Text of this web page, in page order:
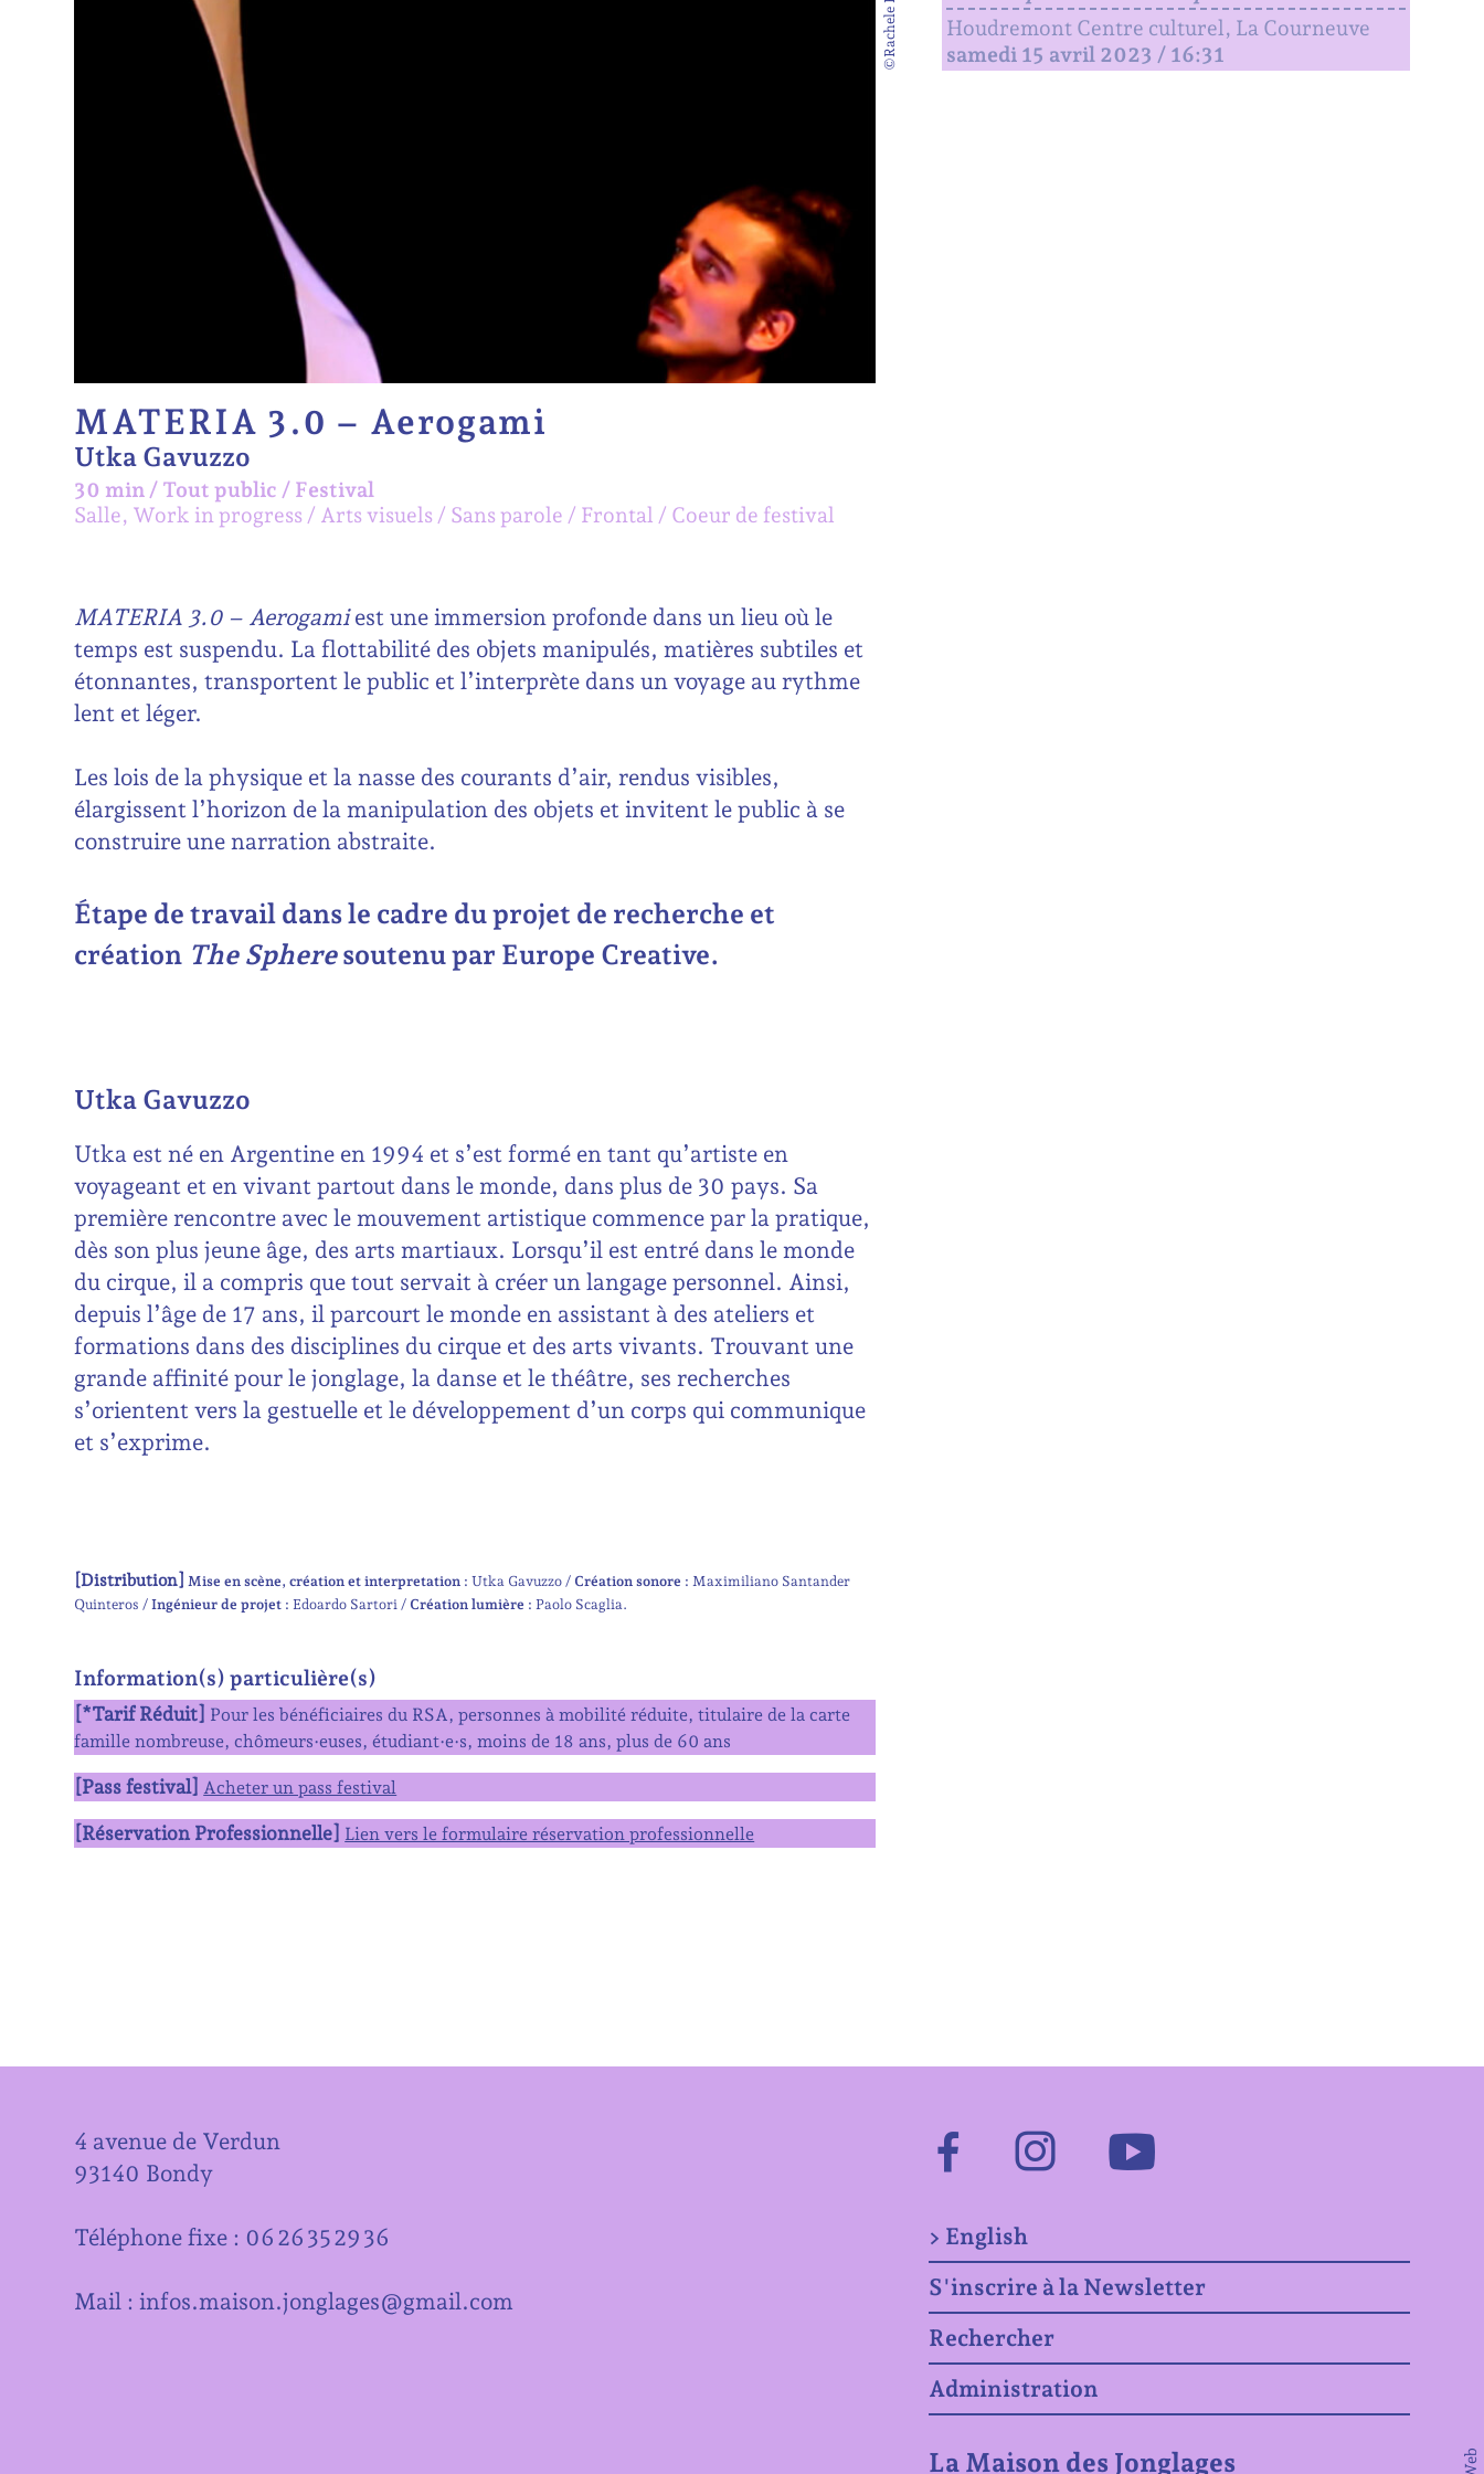
MATERIA 3.0 – Aerogami
Utka Gavuzzo
30 min / Tout public / Festival
Salle, Work in progress
Arts visuels Sans parole Frontal Coeur de festival
Houdremont Centre culturel, La Courneuve
samedi 15 avril 2023 / 16:31
MATERIA 3.0 – Aerogamiest une immersion profonde dans un lieu où le
temps est suspendu. La flottabilité des objets manipulés, matières subtiles et
étonnantes, transportent le public et l’interprète dans un voyage au rythme
lent et léger.
Les lois de la physique et la nasse des courants d’air, rendus visibles,
élargissent l’horizon de la manipulation des objets et invitent le public à se
construire une narration abstraite.
Étape de travail dans le cadre du projet de recherche et
création The Spheresoutenu par Europe Creative.
Utka Gavuzzo
Utka est né en Argentine en 1994 et s’est formé en tant qu’artiste en
voyageant et en vivant partout dans le monde, dans plus de 30 pays. Sa
première rencontre avec le mouvement artistique commence par la pratique,
dès son plus jeune âge, des arts martiaux. Lorsqu’il est entré dans le monde
du cirque, il a compris que tout servait à créer un langage personnel. Ainsi,
depuis l’âge de 17 ans, il parcourt le monde en assistant à des ateliers et
formations dans des disciplines du cirque et des arts vivants. Trouvant une
grande affinité pour le jonglage, la danse et le théâtre, ses recherches
s’orientent vers la gestuelle et le développement d’un corps qui communique
et s’exprime.
[Distribution]Mise en scène, création et interpretation :Utka Gavuzzo Création sonore :Maximiliano Santander
Quinteros
Ingénieur de projet :Edoardo Sartori Création lumière :Paolo Scaglia
Information(s) particulière(s)
[*Tarif Réduit] Pour les bénéficiaires du RSA, personnes à mobilité réduite, titulaire de la carte
famille nombreuse, chômeurs·euses, étudiant·e·s, moins de 18 ans, plus de 60 ans
[Pass festival] Acheter un pass festival
[Réservation Professionnelle] Lien vers le formulaire réservation professionnelle
Facebook
Instagram
> English
S'inscrire à la Newsletter
Rechercher
Administration
La Maison des Jonglages
4 avenue de Verdun
93140 Bondy
Téléphone fixe : 06 26 35 29 36
Mail : infos.maison.jonglages@gmail.com